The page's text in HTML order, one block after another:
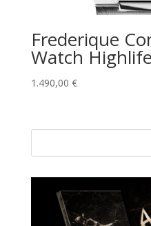
Frederique
Watch
1.490,00 €